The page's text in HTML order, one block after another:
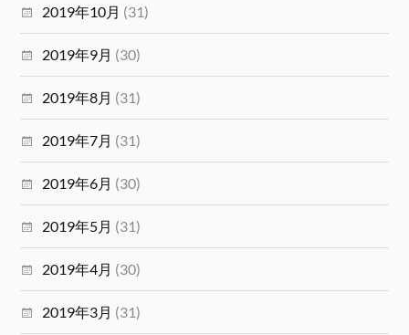
2019年10月 (31)
2019年9月 (30)
2019年8月 (31)
2019年7月 (31)
2019年6月 (30)
2019年5月 (31)
2019年4月 (30)
2019年3月 (31)